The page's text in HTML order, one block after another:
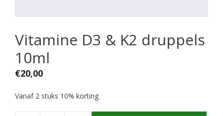
Vitamine D3 & K2 druppels
10ml
€20,00
Vanaf 2 stuks 10% korting